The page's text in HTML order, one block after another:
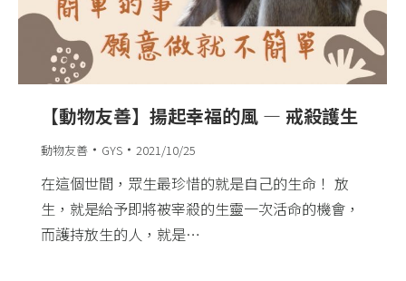
【動物友善】揚起幸福的風 — 戒殺護生​
動物友善 GYS 2021/10/25
在這個世間，眾生最珍惜的就是自己的生命！​ 放
生，就是給予即將被宰殺的生靈一次活命的機會，
而護持放生的人，就是…